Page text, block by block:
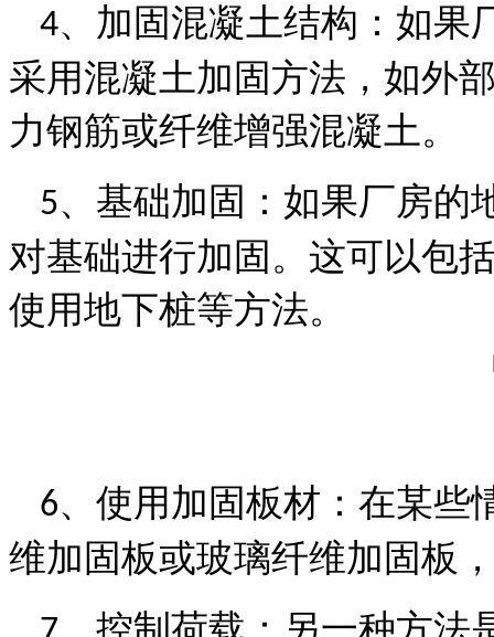
4、 加固混凝土结构：如果
采用混凝土加固方法，如外
力钢筋或纤维增强混凝土。
5、 基础加固：如果厂房的
对基础进行加固。这可以包
使用地下桩等方法。
6、 使用加固板材：在某些
维加固板或玻璃纤维加固板
控制荷载：另一种方法